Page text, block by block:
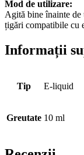
Mod de utilizare:
Agită bine înainte
țigări compatibile cu
Informații
Tip E-liquid
Greutate 10 ml